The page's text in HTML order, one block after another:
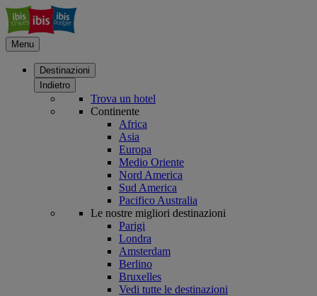
Menu
Destinazioni
Indietro
Trova un hotel
Continente
Africa
Asia
Europa
Medio Oriente
Nord America
Sud America
Pacifico Australia
Le nostre migliori destinazioni
Parigi
Londra
Amsterdam
Berlino
Bruxelles
Vedi tutte le destinazioni